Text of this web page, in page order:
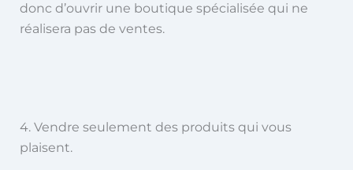
donc d’ouvrir une boutique spécialisée qui ne
réalisera pas de ventes.
4. Vendre seulement des produits qui vous
plaisent.